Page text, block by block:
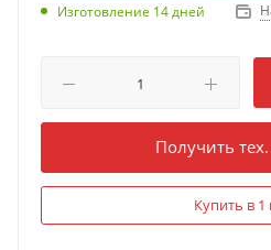
Изготовление 14 дней
Получить
Купить в 1